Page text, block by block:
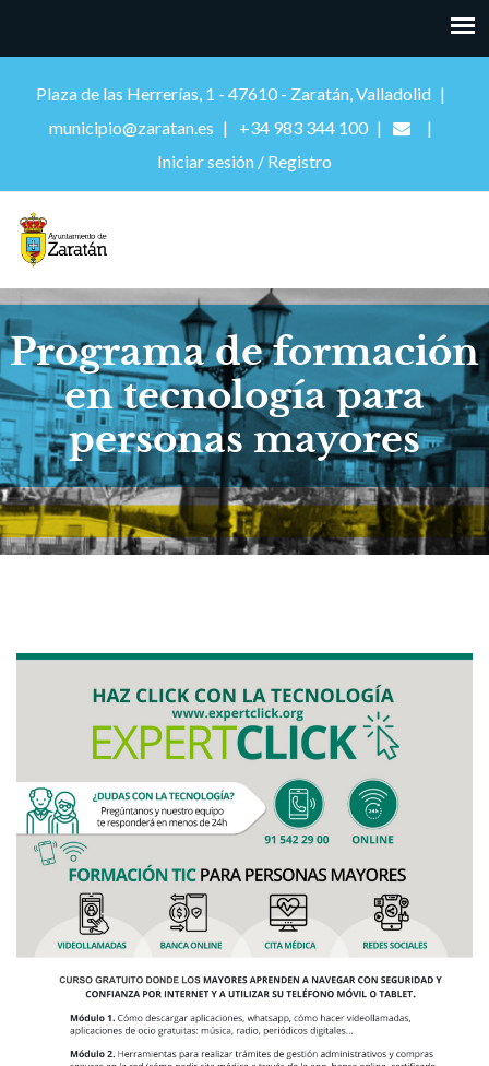
Plaza de las Herrerías, 1 - 47610 - Zaratán, Valladolid
municipio@zaratan.es
+34 983 344 100
Iniciar sesión / Registro
Programa de formación
en tecnología para
personas mayores